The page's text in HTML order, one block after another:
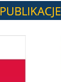
PUBLIKACJE